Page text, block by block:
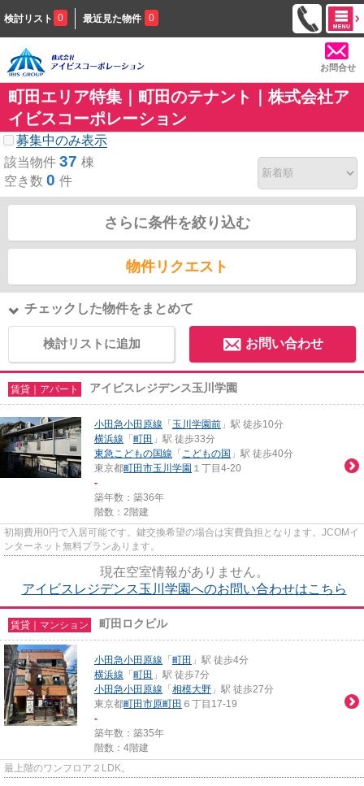
検討リスト 0 最近見た物件 0
お問合せ
町田エリア特集｜町田のテナント｜株式会社ア
イビスコーポレーション
募集中のみ表示
該当物件 37 棟
空き数 0 件
さらに条件を絞り込む
物件リクエスト
チェックした物件をまとめて
検討リストに追加 お問い合わせ
賃貸｜アパート アイビスレジデンス玉川学園
小田急小田原線 「 玉川学園前 」駅 徒歩10分
横浜線 「 町田 」駅 徒歩33分
東急こどもの国線 「 こどもの国 」駅 徒歩40分
東京都町田市玉川学園 １丁目4-20
-
築年数：築36年
階数：2階建
初期費用0円で入居可能です。鍵交換希望の場合は実費負担となります。JCOMイ
ンターネット無料プランあります。
現在空室情報がありません。
アイビスレジデンス玉川学園へのお問い合わせはこちら
賃貸｜マンション 町田ロクビル
小田急小田原線 「 町田 」駅 徒歩4分
横浜線 「 町田 」駅 徒歩7分
小田急小田原線 「 相模大野 」駅 徒歩27分
東京都町田市原町田 ６丁目17-19
-
築年数：築35年
階数：4階建
最上階のワンフロア２LDK。